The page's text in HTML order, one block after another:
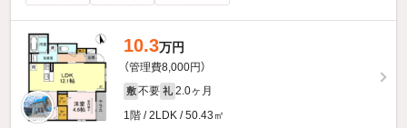
10.3万円
（管理費8,000円）
敷 不要 礼 2.0ヶ月
1階 / 2LDK / 50.43㎡